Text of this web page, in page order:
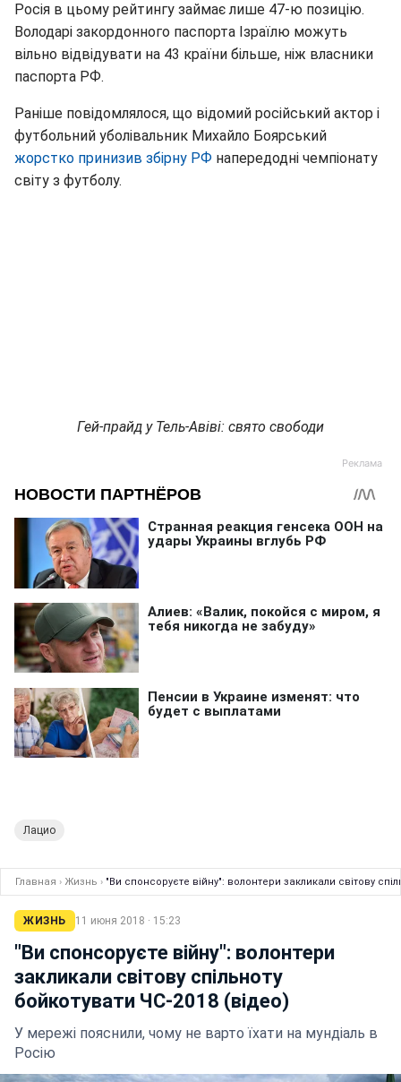
Росія в цьому рейтингу займає лише 47-ю позицію.
Володарі закордонного паспорта Ізраїлю можуть
вільно відвідувати на 43 країни більше, ніж власники
паспорта РФ.
Раніше повідомлялося, що відомий російський актор і
футбольний уболівальник Михайло Боярський
жорстко принизив збірну РФ напередодні чемпіонату
світу з футболу.
Гей-прайд у Тель-Авіві: свято свободи
Лацио
Главная › Жизнь › "Ви спонсоруєте війну": волонтери закликали світову
ЖИЗНЬ 11 июня 2018 · 15:23
"Ви спонсоруєте війну": волонтери
закликали світову спільноту
бойкотувати ЧС-2018 (відео)
У мережі пояснили, чому не варто їхати на мундіаль в
Росію